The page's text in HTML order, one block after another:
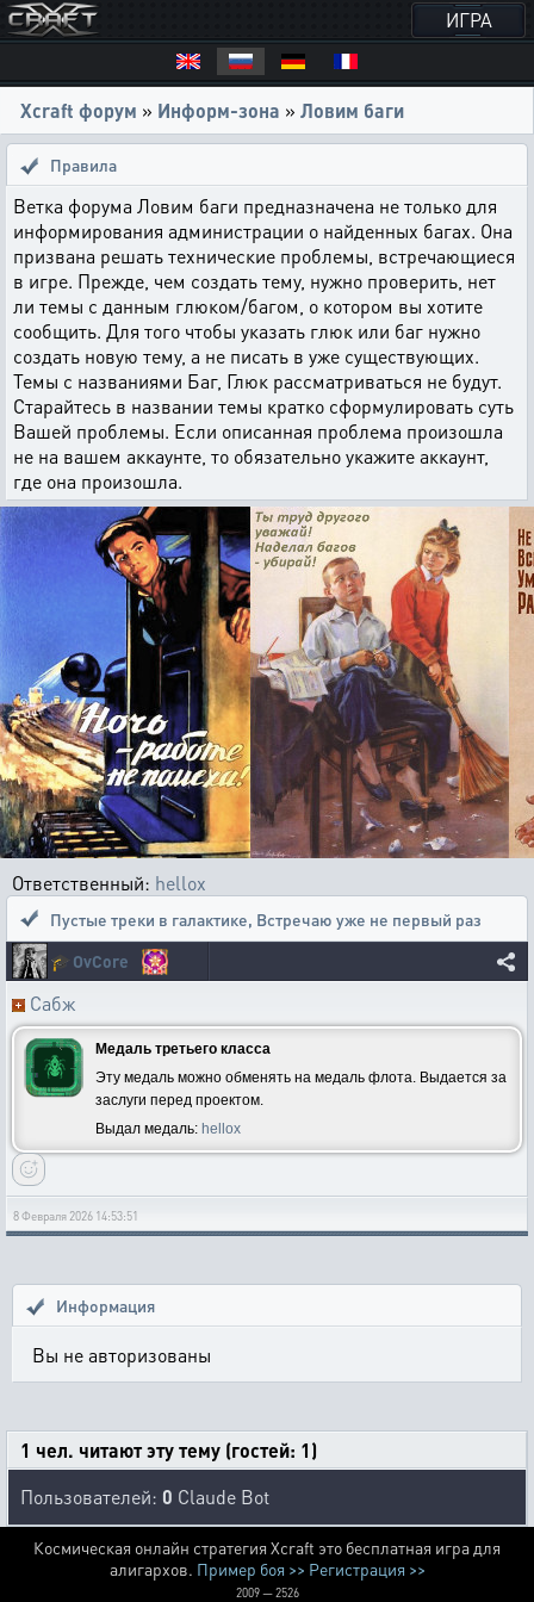
ИГРА
Xcraft форум » Информ-зона » Ловим баги
Правила
Ветка форума Ловим баги предназначена не только для
информирования администрации о найденных багах. Она
призвана решать технические проблемы, встречающиеся
в игре. Прежде, чем создать тему, нужно проверить, нет
ли темы с данным глюком/багом, о котором вы хотите
сообщить. Для того чтобы указать глюк или баг нужно
создать новую тему, а не писать в уже существующих.
Темы с названиями Баг, Глюк рассматриваться не будут.
Старайтесь в названии темы кратко сформулировать суть
Вашей проблемы. Если описанная проблема произошла
не на вашем аккаунте, то обязательно укажите аккаунт,
где она произошла.
Ответственный: hellox
Пустые треки в галактике, Встречаю уже не первый раз
🎓 OvCore
Сабж
Медаль третьего класса
Эту медаль можно обменять на медаль флота. Выдается за
заслуги перед проектом.
Выдал медаль: hellox
8 Февраля 2026 14:53:51
Информация
Вы не авторизованы
1 чел. читают эту тему (гостей: 1)
Пользователей: 0 Claude Bot
Космическая онлайн стратегия Xcraft это бесплатная игра для
алигархов. Пример боя >> Регистрация >>
2009 — 2526